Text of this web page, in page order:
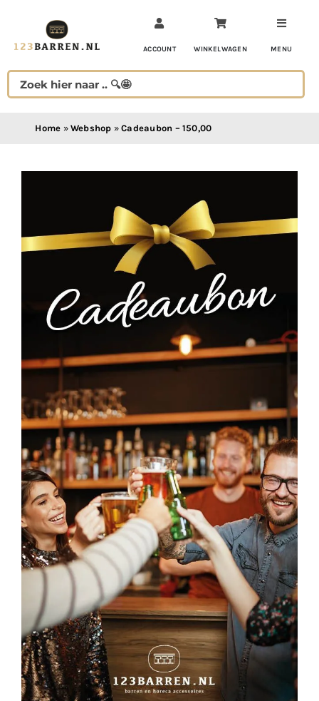
inhoud
ACCOUNT WINKELWAGEN MENU
Home » Webshop »Cadeaubon – 150,00